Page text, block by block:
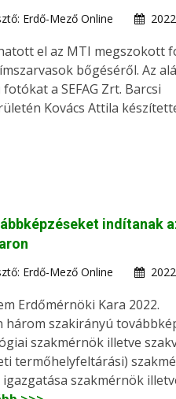
Erdő-Mező Online
el az MTI megszokott
bőgéséről. Az
a SEFAG Zrt. Barcsi
Kovács Attila
indítanak
Erdő-Mező Online
Erdőmérnöki Kara 2022.
három szakirányú
szakmérnök illetve
termőhelyfeltárási)
szakmérnök